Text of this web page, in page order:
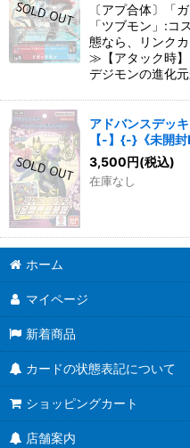
〔アプ合体〕「
「ツブモン」:コ
態なら、リンク
≫【アタック時
デジモンの進化
アドバンスデッ
【-】{-}《未開封
3,500円(税込)
在庫なし
ホーム
マイページ
新着商品
カードの状態表記について
ショッピングカート
店舗案内